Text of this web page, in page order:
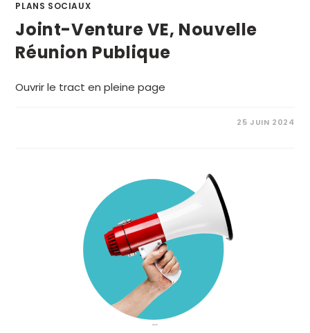
PLANS SOCIAUX
Joint-Venture VE, Nouvelle
Réunion Publique
Ouvrir le tract en pleine page
25 JUIN 2024